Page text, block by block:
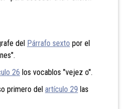
del Párrafo sexto por el
26 los vocablos "vejez o".
primero del artículo 29 las